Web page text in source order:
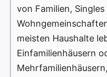
von Familien, Singles
meisten Haushalte
Einfamilienhäusern